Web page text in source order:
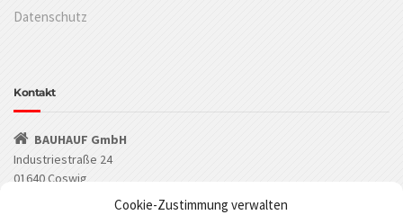
Cookie-Zustimmung verwalten
Datenschutz
Kontakt
BAUHAUF GmbH
Industriestraße 24
01640 Coswig